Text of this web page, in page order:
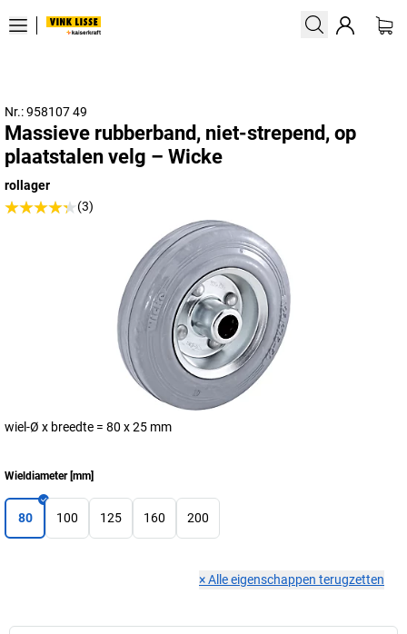
Nr.: 958107 49
Massieve rubberband, niet-strepend, op
plaatstalen velg – Wicke
rollager
(3)
wiel-Ø x breedte = 80 x 25 mm
Wieldiameter[mm]
80 100 125 160 200
×Alle eigenschappen terugzetten